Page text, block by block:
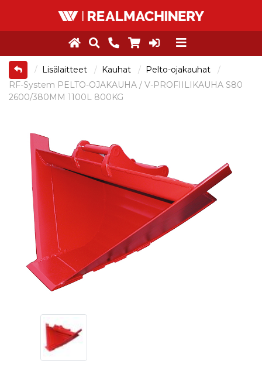
Lisälaitteet Kauhat
Pelto-ojakauhat
RF-System PELTO-OJAKAUHA / V-PROFIILIKAUHA S80
2600/380MM 1100L 800KG